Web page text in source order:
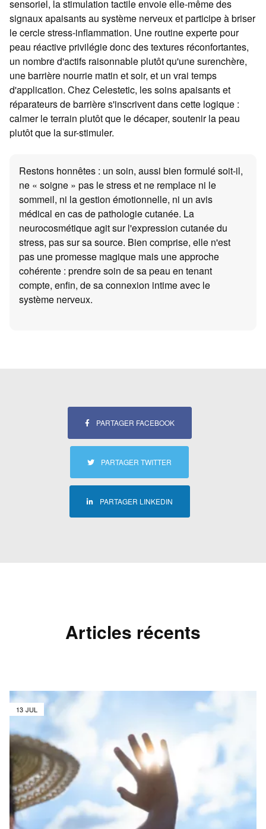
sensoriel, la stimulation tactile envoie elle-même des
signaux apaisants au système nerveux et participe à briser
le cercle stress-inflammation. Une routine experte pour
peau réactive privilégie donc des textures réconfortantes,
un nombre d'actifs raisonnable plutôt qu'une surenchère,
une barrière nourrie matin et soir, et un vrai temps
d'application. Chez Celestetic, les soins apaisants et
réparateurs de barrière s'inscrivent dans cette logique :
calmer le terrain plutôt que le décaper, soutenir la peau
plutôt que la sur-stimuler.
Restons honnêtes : un soin, aussi bien formulé soit-il,
ne « soigne » pas le stress et ne remplace ni le
sommeil, ni la gestion émotionnelle, ni un avis
médical en cas de pathologie cutanée. La
neurocosmétique agit sur l'expression cutanée du
stress, pas sur sa source. Bien comprise, elle n'est
pas une promesse magique mais une approche
cohérente : prendre soin de sa peau en tenant
compte, enfin, de sa connexion intime avec le
système nerveux.
PARTAGER FACEBOOK
PARTAGER TWITTER
PARTAGER LINKEDIN
Articles récents
13 JUL